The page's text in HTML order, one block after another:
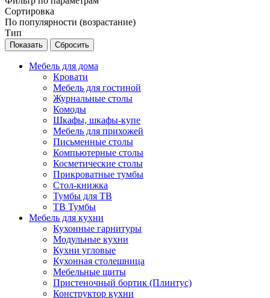
Сортировка
По популярности (возрастание)
Тип
Сбросить
Мебель для дома
Кровати
Мебель для гостиной
Журнальные столы
Комоды
Шкафы, шкафы-купе
Мебель для прихожей
Письменные столы
Компьютерные столы
Косметические столы
Прикроватные тумбы
Стол-книжка
Тумбы для ТВ
ТВ Тумбы
Мебель для кухни
Кухонные гарнитуры
Модульные кухни
Кухни угловые
Кухонная столешница
Мебельные щиты
Пристеночный бортик (Плинтус)
Конструктор кухни